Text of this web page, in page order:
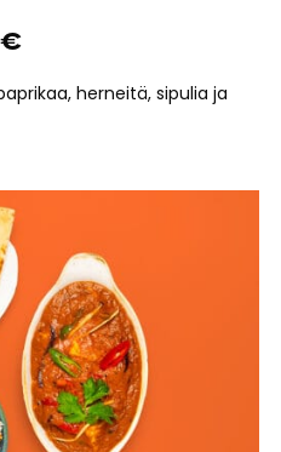
herneitä, sipulia ja